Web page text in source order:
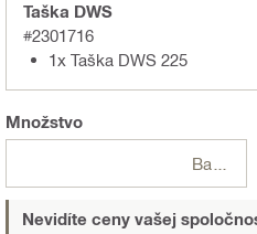
Taška DWS
#2301716
1x Taška DWS 225
Množstvo
Nevidíte ceny vašej